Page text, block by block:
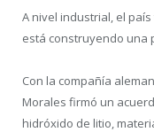
A nivel industrial, el
está construyendo una
Con la compañía
Morales firmó un
hidróxido de litio,